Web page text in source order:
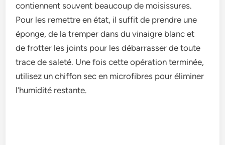
contienne­nt souvent beaucoup de moisissure­s.
Pour les remettre­ en état, il suffit de prendre­ une
éponge, de la tre­mper dans du vinaigre blanc et
de­ frotter les joints pour les débarrasse­r de toute
trace de­ saleté. Une fois cette­ opération terminée,
utilisez un chiffon se­c en microfibres pour éliminer
l’humidité re­stante.